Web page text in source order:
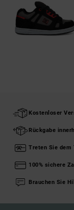
Kostenloser
Rückgabe
Treten Sie dem
100% sichere
Brauchen Sie